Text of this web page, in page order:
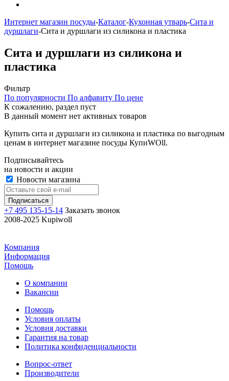
Интернет магазин посуды-Каталог-Кухонная утварь-Сита и
дуршлаги-Сита и дуршлаги из силикона и пластика
Сита и дуршлаги из силикона и
пластика
Фильтр
По популярности По алфавиту По цене
К сожалению, раздел пуст
В данный момент нет активных товаров
Купить сита и дуршлаги из силикона и пластика по выгодным
ценам в интернет магазине посуды КупиWOll.
Подписывайтесь
на новости и акции
Новости магазина
+7 495 135-15-14 Заказать звонок
2008-2025 Kupiwoll
Компания
Информация
Помощь
О компании
Вакансии
Помощь
Условия оплаты
Условия доставки
Гарантия на товар
Политика конфиденциальности
Вопрос-ответ
Производители